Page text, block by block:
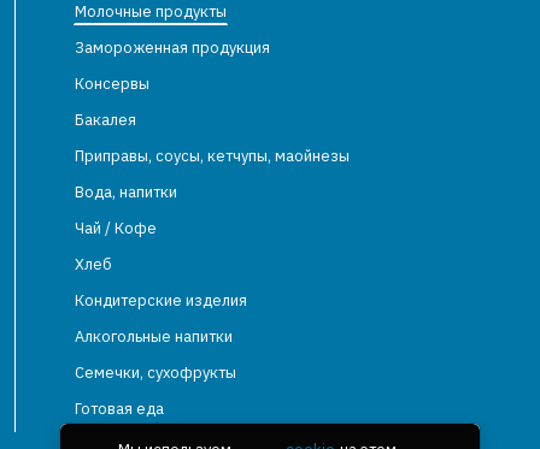
Молочные продукты
Замороженная продукция
Консервы
Бакалея
Приправы, соусы, кетчупы, маойнезы
Вода, напитки
Чай / Кофе
Хлеб
Кондитерские изделия
Алкогольные напитки
Семечки, сухофрукты
Готовая еда